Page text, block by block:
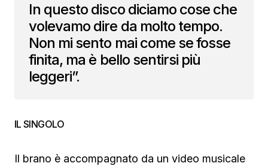
In questo disco diciamo cose che
volevamo dire da molto tempo.
Non mi sento mai come se fosse
finita, ma è bello sentirsi più
leggeri”.
IL SINGOLO
Il brano è accompagnato da un video musicale